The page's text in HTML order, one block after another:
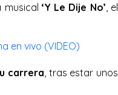
musical ‘Y Le Dije No’ , el
en vivo (VIDEO)
carrera , tras estar unos